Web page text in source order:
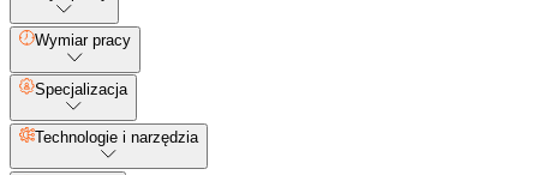
Wymiar pracy
Specjalizacja
Technologie i narzędzia